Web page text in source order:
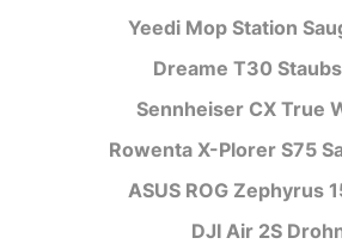
Yeedi Mop Station
Dreame T30
Sennheiser CX True
Rowenta X-Plorer S75
ASUS ROG Zephyrus
DJI Air 2S